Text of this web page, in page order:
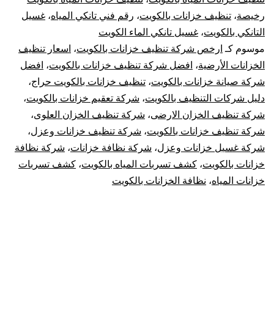
بالكويت
60651553
أفضل
نظافة
للتانكي
في
رخيصة، تنظيف خزانات بالكويت، رقم فني تانكي المياه، غسيل
التانكي بالكويت، غسيل تانكي الماء الكويت
موسوم كـ ارخص شركة تنظيف خزانات بالكويت، اسعار تنظيف
الخزانات الأرضية، افضل شركة تنظيف خزانات بالكويت، افضل
شركة صيانة خزانات بالكويت، تنظيف خزانات بالكويت حراج،
دليل شركات التنظيف بالكويت، شركة تعقيم خزانات بالكويت،
شركة تنظيف الخزان الارضى، شركة تنظيف الخزان العلوى،
شركة تنظيف خزانات بالكويت، شركة تنظيف خزانات وعزل،
شركة غسيل خزانات وعزل، شركة نظافة خزانات، شركة نظافة
خزانات بالكويت، كشف تسربات المياه بالكويت، كشف تسربات
خزانات المياه، نظافة الخزانات بالكويت